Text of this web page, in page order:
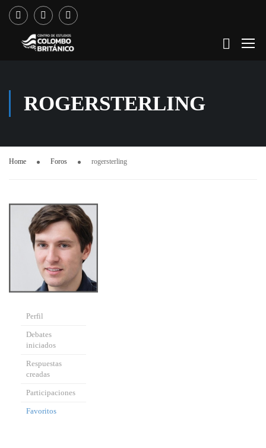
ROGERSTERLING
Home Foros rogersterling
Perfil
Debates
iniciados
Respuestas
creadas
Participaciones
Favoritos